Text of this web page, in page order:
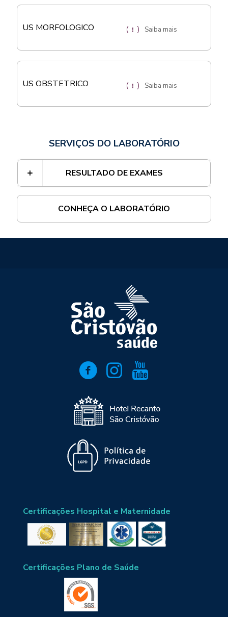
US MORFOLOGICO Saiba mais
US OBSTETRICO Saiba mais
SERVIÇOS DO LABORATÓRIO
RESULTADO DE EXAMES
CONHEÇA O LABORATÓRIO
Certificações Hospital e Maternidade
Certificações Plano de Saúde